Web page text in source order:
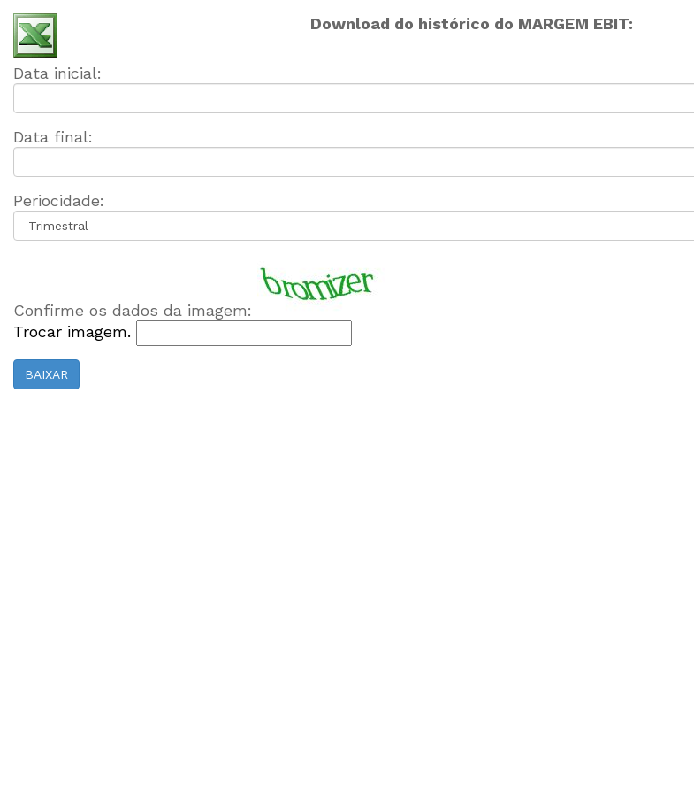
Download do histórico do MARGEM EBIT:
Data inicial:
Data final:
Periocidade:
Confirme os dados da imagem:
Trocar imagem.